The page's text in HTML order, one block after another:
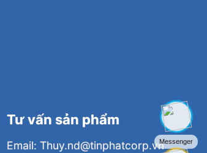
Tư vấn sản phẩm
Email: Thuy.nd@tinphatcorp.vnMessenger